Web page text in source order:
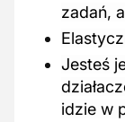
zadań,
Jesteś
idzie w